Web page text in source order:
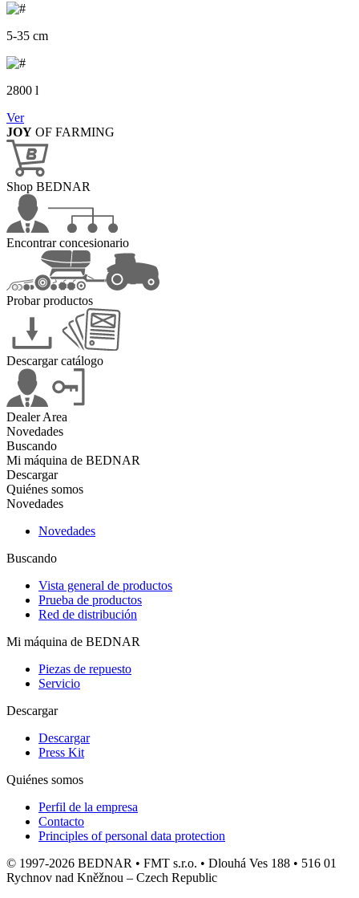
5-35 cm
2800 l
Ver
JOY OF FARMING
Shop BEDNAR
Encontrar concesionario
Probar productos
Descargar catálogo
Dealer Area
Novedades
Buscando
Mi máquina de BEDNAR
Descargar
Quiénes somos
Novedades
Novedades
Buscando
Vista general de productos
Prueba de productos
Red de distribución
Mi máquina de BEDNAR
Piezas de repuesto
Servicio
Descargar
Descargar
Press Kit
Quiénes somos
Perfil de la empresa
Contacto
Principles of personal data protection
© 1997-2026 BEDNAR • FMT s.r.o. • Dlouhá Ves 188 • 516 01
Rychnov nad Kněžnou – Czech Republic